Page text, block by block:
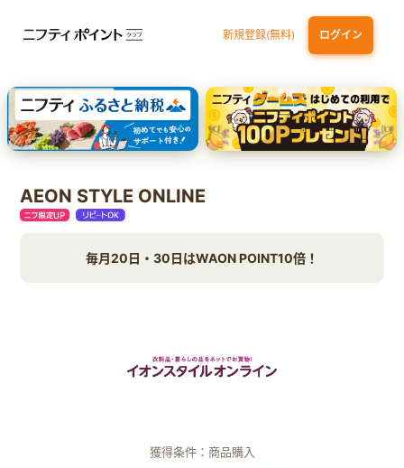
新規登録(無料) ログイン
エポスカード【最短1週間程度付与】
【親権者さまの代理申込専用】三井住友銀行Oliveお子さま用口座
三井住友カード（NL）
AEON STYLE ONLINE
毎月20日・30日はWAON POINT10倍！
獲得条件：商品購入